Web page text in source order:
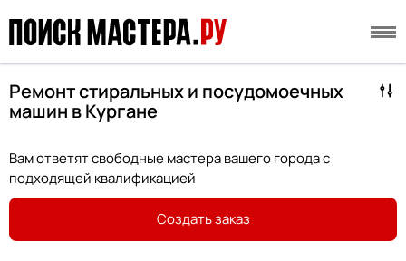
Ремонт стиральных и посудомоечных
машин в Кургане
Вам ответят свободные мастера вашего города с
подходящей квалификацией
Создать заказ